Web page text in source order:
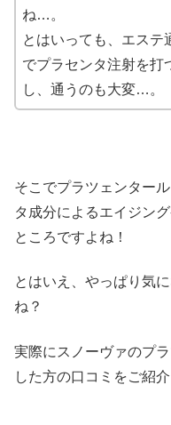
ね…。
とはいっても、エステ
でプラセンタ注射を打
し、通うのも大変…。
そこでプラツェンター
タ成分によるエイジン
ところですよね！
とはいえ、やっぱり気
ね？
実際にスノーヴァのプ
した方の口コミをご紹介